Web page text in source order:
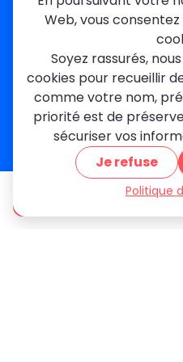
Val-de-Marne
Dourdan
Mantes-la-Jolie
Créteil
Seine-et-Marne
Contact
01 84 24 42 80
contact@metallerie-
46 bis Av. du Maine,
Devis gratuit
Web, vous
Soyez rassurés,
cookies pour recueillir
comme votre nom,
priorité est de
sécuriser vos
Je refuse
Politique